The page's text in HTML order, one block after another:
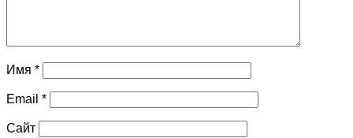
Имя *
Email *
Сайт